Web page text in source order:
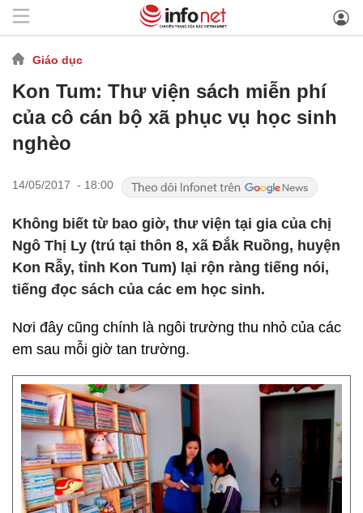
Giáo dục
Kon Tum: Thư viện sách miễn phí
của cô cán bộ xã phục vụ học sinh
nghèo
14/05/2017 - 18:00
Không biết từ bao giờ, thư viện tại gia của chị
Ngô Thị Ly (trú tại thôn 8, xã Đắk Ruồng, huyện
Kon Rẫy, tỉnh Kon Tum) lại rộn ràng tiếng nói,
tiếng đọc sách của các em học sinh.
Nơi đây cũng chính là ngôi trường thu nhỏ của các
em sau mỗi giờ tan trường.